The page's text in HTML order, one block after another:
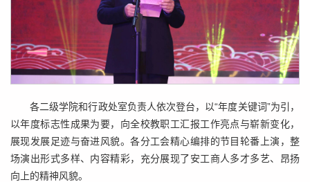
各二级学院和行政处室负责人依次登台，以“年度关键词”为引，
以年度标志性成果为要，向全校教职工汇报工作亮点与崭新变化，
展现发展足迹与奋进风貌。各分工会精心编排的节目轮番上演，整
场演出形式多样、内容精彩，充分展现了安工商人多才多艺、昂扬
向上的精神风貌。